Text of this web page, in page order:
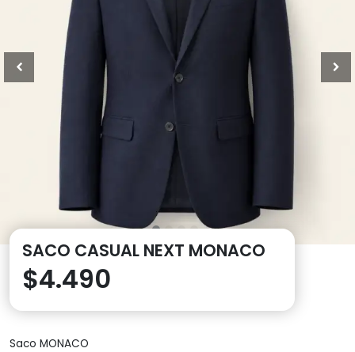
SACO CASUAL NEXT MONACO
$4.490
Saco MONACO